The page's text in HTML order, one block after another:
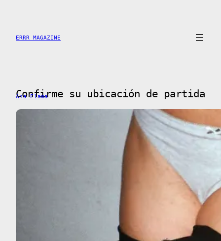
contenido
ERRR MAGAZINE
Confirme su ubicación de partida
Ana Flama